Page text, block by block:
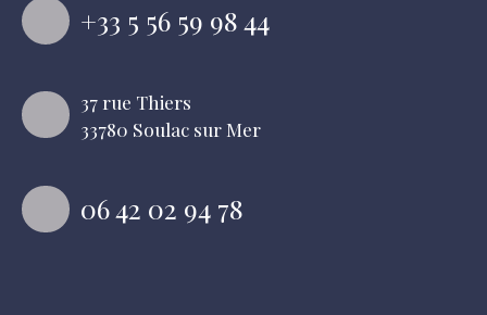
+33 5 56 59 98 44
37 rue Thiers
33780 Soulac sur Mer
06 42 02 94 78